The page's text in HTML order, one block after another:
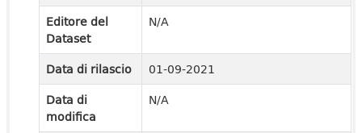
Editore del
Dataset
N/A
Data di rilascio
01-09-2021
Data di
modifica
N/A